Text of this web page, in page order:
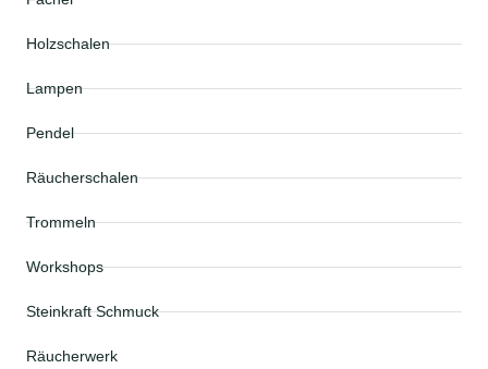
Holzschalen
Lampen
Pendel
Räucherschalen
Trommeln
Workshops
Steinkraft Schmuck
Räucherwerk